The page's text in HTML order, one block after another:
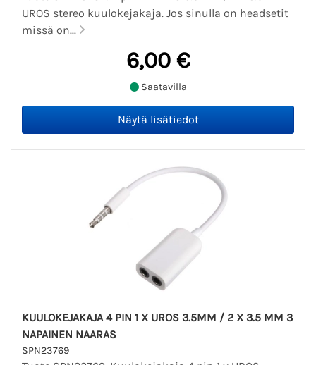
UROS stereo kuulokejakaja. Jos sinulla on headsetit
missä on...
6,00 €
Saatavilla
KUULOKEJAKAJA 4 PIN 1 X UROS 3.5MM / 2 X 3.5 MM 3
NAPAINEN NAARAS
SPN23769